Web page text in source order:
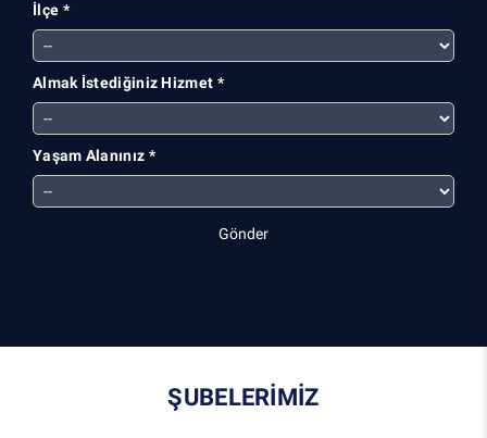
İlçe *
Almak İstediğiniz Hizmet *
Yaşam Alanınız *
Gönder
ŞUBELERİMİZ